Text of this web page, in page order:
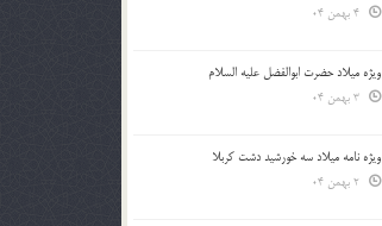
ویژه میلاد حضرت ابوالفضل علیه السلام
ویژه نامه میلاد سه خورشید دشت کربلا